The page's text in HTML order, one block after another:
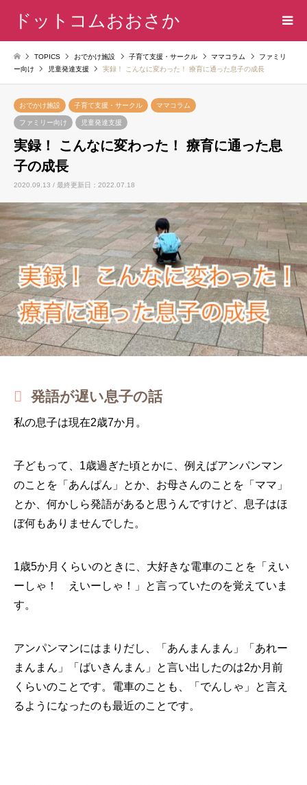
ドットコムおおさか
TOPICS おでかけ施設 子育て支援・サークル ママコラム
ファミリ
ー向け
児童発達支援 実録！ こんなに変わった！ 療育に通った息子の成長
おでかけ施設 子育て支援・サークル ママコラム
ファミリー向け 児童発達支援
実録！ こんなに変わった！ 療育に通った息
子の成長
2020.09.13 / 最終更新日：2022.07.18
発語が遅い息子の話
私の息子は現在2歳7か月。
子どもって、1歳過ぎた頃とかに、例えばアンパンマン
のことを「あんぱん」とか、お母さんのことを「ママ」
とか、何かしら発語があると思うんですけど、息子はほ
ぼ何もありませんでした。
1歳5か月くらいのときに、大好きな電車のことを「えい
ーしゃ！ えいーしゃ！」と言っていたのを覚えていま
す。
アンパンマンにはまりだし、「あんまんまん」「あれー
まんまん」「ばいきんまん」と言い出したのは2か月前
くらいのことです。電車のことも、「でんしゃ」と言え
るようになったのも最近のことです。